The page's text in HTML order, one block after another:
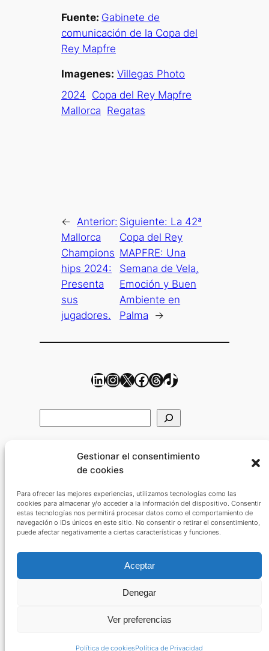
Gestionar el consentimiento
de cookies
Para ofrecer las mejores experiencias, utilizamos tecnologías como las
cookies para almacenar y/o acceder a la información del dispositivo. Consentir
estas tecnologías nos permitirá procesar datos como el comportamiento de
navegación o IDs únicos en este sitio. No consentir o retirar el consentimiento,
puede afectar negativamente a ciertas características y funciones.
Aceptar
Denegar
Ver preferencias
Política de cookiesPolítica de Privacidad
Fuente: Gabinete de
comunicación de la Copa del
Rey Mapfre
Imagenes: Villegas Photo
2024 Copa del Rey Mapfre
Mallorca Regatas
← Anterior:
Mallorca
Champions
hips 2024:
Presenta
sus
jugadores.
Siguiente: La 42ª
Copa del Rey
MAPFRE: Una
Semana de Vela,
Emoción y Buen
Ambiente en
Palma
→
LinkedIn InstagramX Facebook Threads TikTok
r
Artículos recientes
La británica Emma Wilson se corona
vencedora absoluta del 54 Trofeo
Princesa Sofía
Es Racó d’Artà: El agroturismo que
combina naturaleza, paz y alta
cocina en Mallorca.
XXIX Regata Illes Balears Clàssics
Nacho Baltasar recibe un homenaje